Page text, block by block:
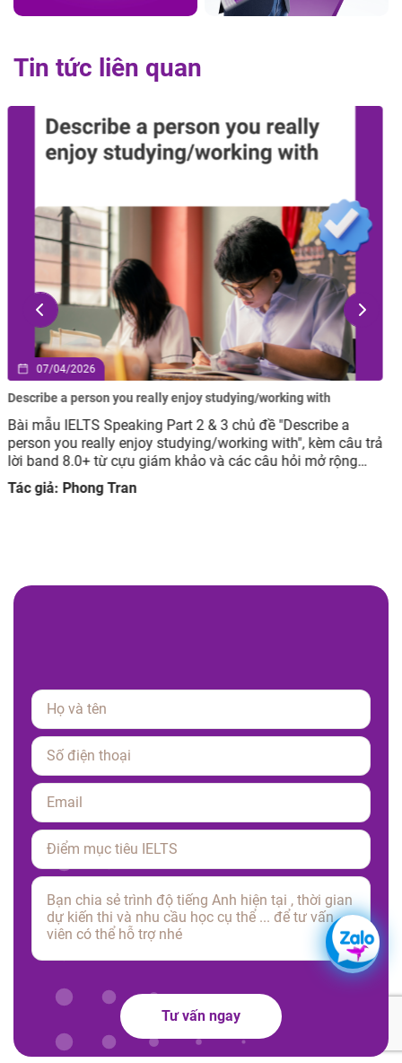
Tin tức liên quan
02/04/2026
Describe an advertisement you have seen but you did not like
Bài mẫu IELTS Speaking Part 2 & 3 chủ đề Describe an
advertisement you have seen but you did not like, kèm câu
trả lời band 8.0+ từ cựu giám khảo và các câu hỏi mở rộng
giúp luyện tập hiệu quả.
Tác giả: Phong Tran
Please leave this field empty.
Tư vấn ngay